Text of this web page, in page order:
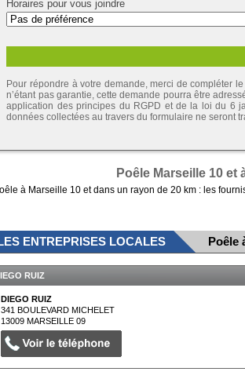
Horaires pour vous joindre
Pour répondre à votre demande, merci de compléter
n’étant pas garantie, cette demande pourra être
application des principes du RGPD et de la loi du 6
données collectées au travers du formulaire ne seront
Poêle Marseille 10
à Marseille 10 et dans un rayon de 20 km : les
ENTREPRISES LOCALES Poêle
RUIZ
DIEGO RUIZ
341 BOULEVARD MICHELET
13009MARSEILLE 09